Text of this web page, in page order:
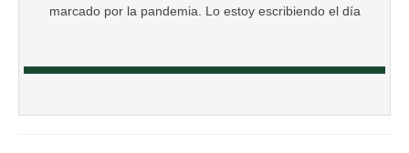
marcado por la pandemia. Lo estoy escribiendo el día